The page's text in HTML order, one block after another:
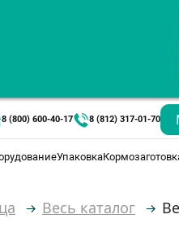
8 (800) 600-40-17 8 (812) 317-01-70
Упаковка
Весь каталог